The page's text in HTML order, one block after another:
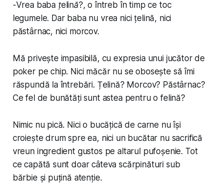
-Vrea baba țelină?, o întreb în timp ce toc
legumele. Dar baba nu vrea nici țelină, nici
păstârnac, nici morcov.
Mă privește impasibilă, cu expresia unui jucător de
poker pe chip. Nici măcăr nu se obosește să îmi
răspundă la întrebări. Țelină? Morcov? Păstârnac?
Ce fel de bunătăți sunt astea pentru o felină?
Nimic nu pică. Nici o bucățică de carne nu își
croiește drum spre ea, nici un bucătar nu sacrifică
vreun ingredient gustos pe altarul pufoșenie. Tot
ce capătă sunt doar câteva scărpinături sub
bărbie și puțină atenție.